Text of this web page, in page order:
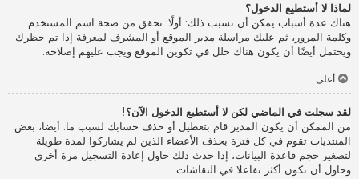
لماذا لا أستطيع الدخول؟
هناك عدة أسباب يمكن أن تسبب ذلك: أولًا: تحقق من صحة اسم المستخدم
وكلمة المرور، ثم عليك مراسلة مدير الموقع أو المشرف لمعرفة إذا تم حظرك.
ويحتمل أيضًا أن يكون هناك خلل في تكوين الموقع ويجب عليهم إصلاحه.
أعلى
لقد سجلت في الماضي لكن لا أستطيع الدخول الآن؟!
من الممكن أن يكون المدير قام بتعطيل أو حذف حسابك لسبب ما. أيضا، بعض
المنتديات تقوم في كل فترة بحذف الأعضاء الذين لم يشاركوا لمدة طويلة
لتصغير حجم قاعدة البيانات، إذا حدث ذلك حاول إعادة التسجيل مرة أخرى
وحاول أن تكون أكثر تفاعلا في النقاشات.